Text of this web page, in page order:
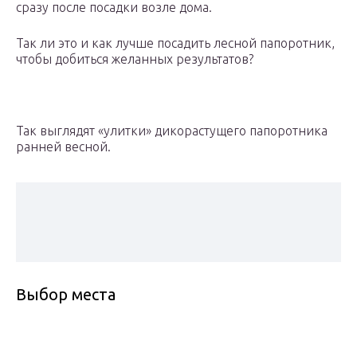
сразу после посадки возле дома.
Так ли это и как лучше посадить лесной папоротник,
чтобы добиться желанных результатов?
Так выглядят «улитки» дикорастущего папоротника
ранней весной.
Выбор места